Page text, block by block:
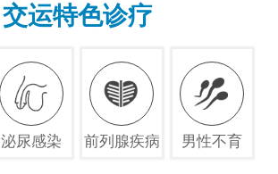
交运特色诊疗
泌尿感染 前列腺疾病 男性不育